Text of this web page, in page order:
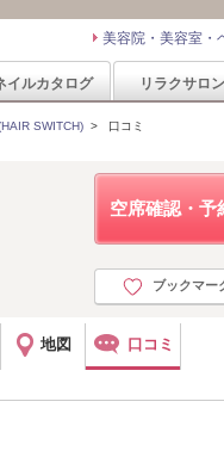
美容院・美容室・
イルカタログ リラクサロン
SWITCH) > 口コミ
空席確認・予
ブックマー
地図 口コミ